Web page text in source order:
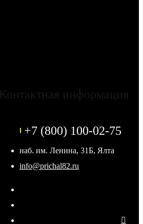
Контактная информация
+7 (800) 100-02-75
наб. им. Ленина, 31Б, Ялта
info@prichal82.ru